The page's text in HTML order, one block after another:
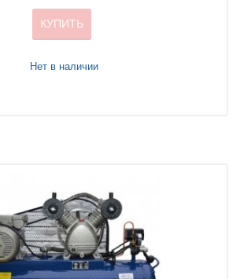
КУПИТЬ
Нет в наличии